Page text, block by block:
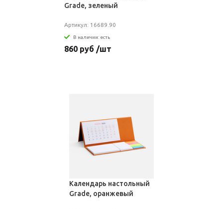
Grade, зеленый
Артикул: 16689.90
В наличии: есть
860 руб /шт
Календарь настольный
Grade, оранжевый